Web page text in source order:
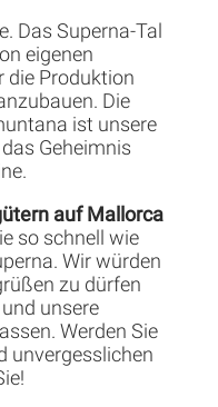
Das Superna-Tal
eigenen
die Produktion
Die
ist unsere
Geheimnis
auf Mallorca
so schnell wie
Wir würden
zu dürfen
unsere
Werden Sie
unvergesslichen